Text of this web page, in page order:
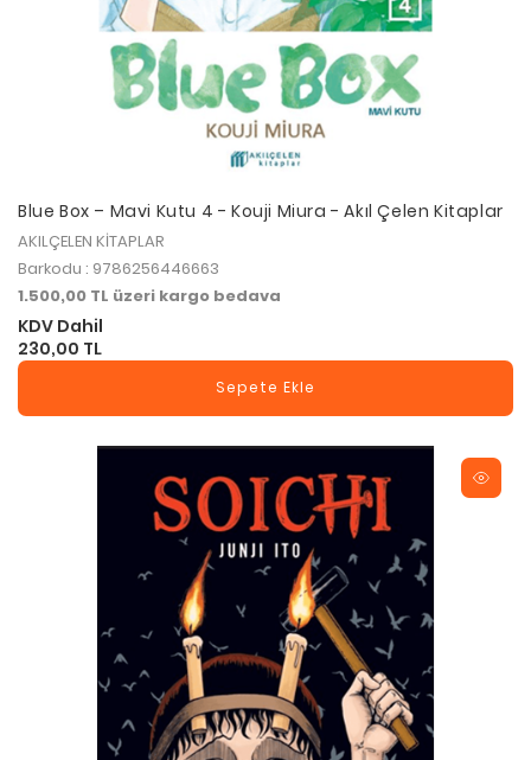
Blue Box – Mavi Kutu 4 - Kouji Miura - Akıl Çelen Kitaplar
AKILÇELEN KİTAPLAR
Barkodu : 9786256446663
1.500,00 TL üzeri kargo bedava
KDV Dahil
230,00 TL
Sepete Ekle